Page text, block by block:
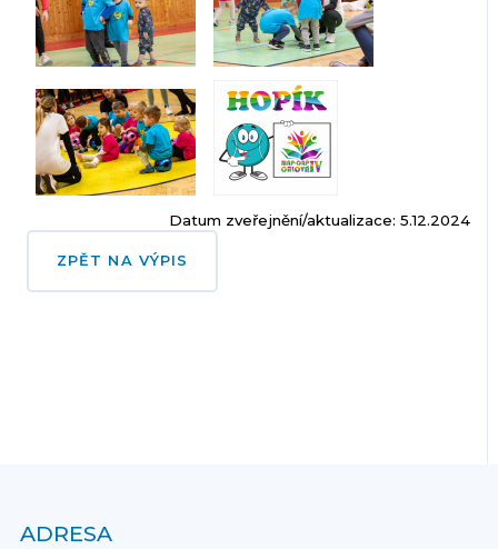
Datum zveřejnění/aktualizace: 5.12.2024
ZPĚT NA VÝPIS
ADRESA